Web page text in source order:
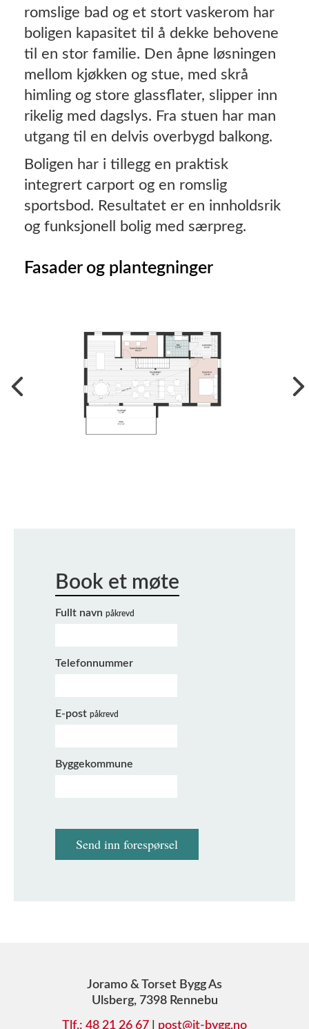
romslige bad og et stort vaskerom har
boligen kapasitet til å dekke behovene
til en stor familie. Den åpne løsningen
mellom kjøkken og stue, med skrå
himling og store glassflater, slipper inn
rikelig med dagslys. Fra stuen har man
utgang til en delvis overbygd balkong.
Boligen har i tillegg en praktisk
integrert carport og en romslig
sportsbod. Resultatet er en innholdsrik
og funksjonell bolig med særpreg.
Fasader og plantegninger
Fullt navn påkrevd
Telefonnummer
E-post påkrevd
Byggekommune
Send inn forespørsel
Joramo & Torset Bygg As
Ulsberg, 7398 Rennebu
Tlf.: 48 21 26 67
post@jt-bygg.no